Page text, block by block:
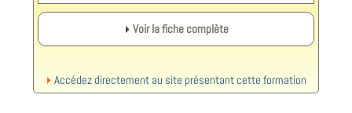
Voir la fiche complète
Accédez directement au site présentant cette formation